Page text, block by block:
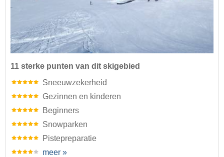
11 sterke punten van dit skigebied
Sneeuwzekerheid
Gezinnen en kinderen
Beginners
Snowparken
Pistepreparatie
meer »